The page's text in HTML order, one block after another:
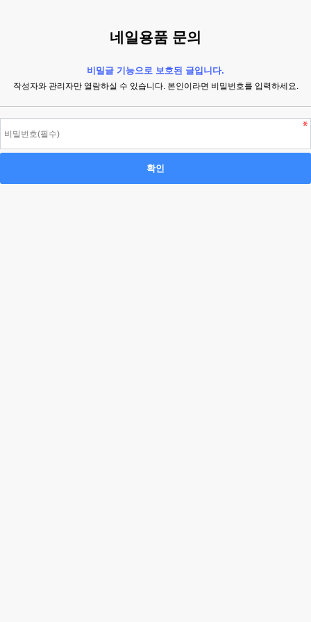
네일용품 문의
비밀글 기능으로 보호된 글입니다.
작성자와 관리자만 열람하실 수 있습니다. 본인이라면 비밀번호를 입력하세요.